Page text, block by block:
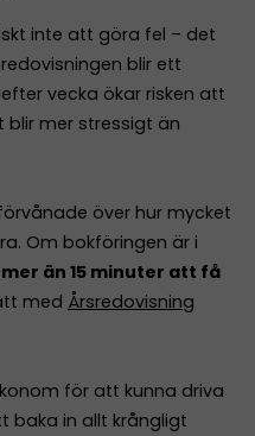
inte att göra fel – det
blir ett
vecka ökar risken att
mer stressigt än
över hur mycket
Om bokföringen är i
än 15 minuter att få
med Årsredovisning
för att kunna driva
baka in allt krångligt